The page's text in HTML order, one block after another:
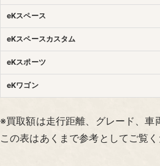
eKスペース
eKスペースカスタム
eKスポーツ
eKワゴン
※買取額は走行距離、グレード、車
この表はあくまで参考としてご覧く